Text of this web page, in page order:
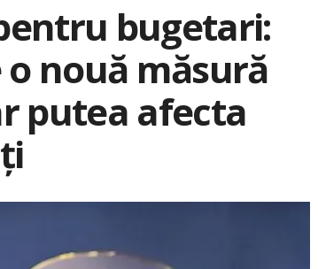
bugetari:
nouă măsură
putea afecta